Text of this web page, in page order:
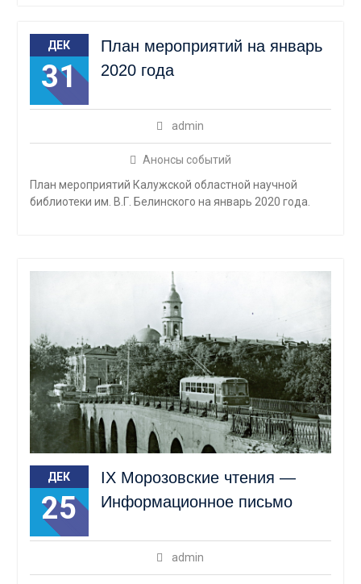
ДЕК
31
План мероприятий на январь
2020 года
admin
Анонсы событий
План мероприятий Калужской областной научной
библиотеки им. В.Г. Белинского на январь 2020 года.
ДЕК
25
IХ Морозовские чтения —
Информационное письмо
admin